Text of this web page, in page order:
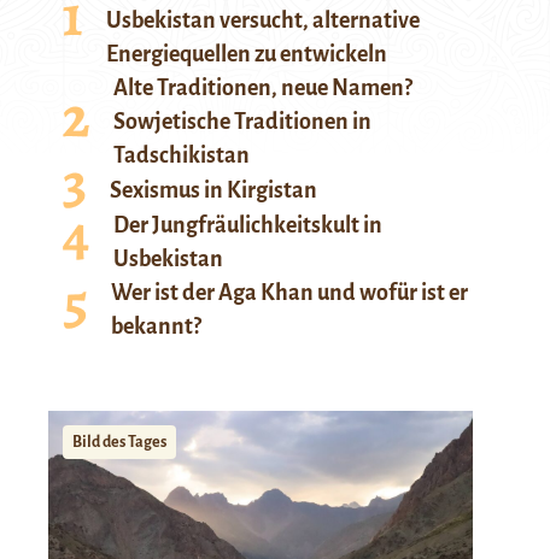
Usbekistan versucht, alternative
Energiequellen zu entwickeln
Alte Traditionen, neue Namen?
Sowjetische Traditionen in
Tadschikistan
Sexismus in Kirgistan
Der Jungfräulichkeitskult in
Usbekistan
Wer ist der Aga Khan und wofür ist er
bekannt?
Bild des Tages